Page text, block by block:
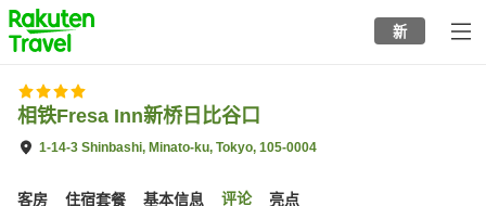
to
top
page
新
相铁Fresa Inn新桥日比谷口
1-14-3 Shinbashi, Minato-ku, Tokyo, 105-0004
客房 住宿套餐 基本信息 评论 亮点